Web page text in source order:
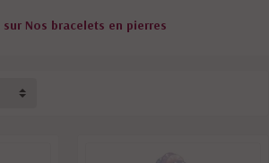
Nos bracelets en pierres